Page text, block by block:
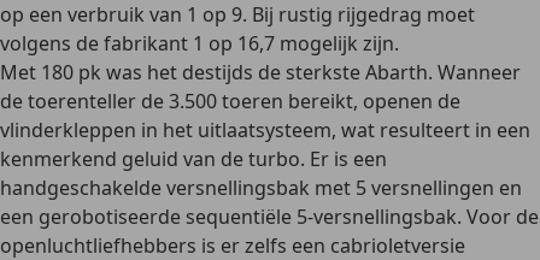
op een verbruik van 1 op 9. Bij rustig rijgedrag moet
volgens de fabrikant 1 op 16,7 mogelijk zijn.
Met 180 pk was het destijds de sterkste Abarth. Wanneer
de toerenteller de 3.500 toeren bereikt, openen de
vlinderkleppen in het uitlaatsysteem, wat resulteert in een
kenmerkend geluid van de turbo. Er is een
handgeschakelde versnellingsbak met 5 versnellingen en
een gerobotiseerde sequentiële 5-versnellingsbak. Voor de
openluchtliefhebbers is er zelfs een cabrioletversie